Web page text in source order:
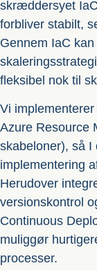
skræddersyet
forbliver stabilt,
Gennem IaC
fleksibel nok til
Vi
Azure Resource
skabeloner), så I
implementering
Herudover
versionskontrol
Continuous
muliggør
processer.